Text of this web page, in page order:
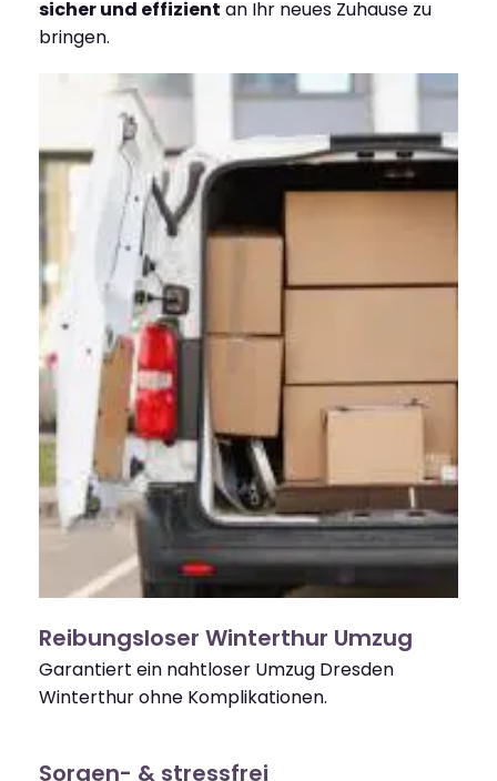
sicher und effizient an Ihr neues Zuhause zu
bringen.
Reibungsloser Winterthur Umzug
Garantiert ein nahtloser Umzug Dresden
Winterthur ohne Komplikationen.
Sorgen- & stressfrei